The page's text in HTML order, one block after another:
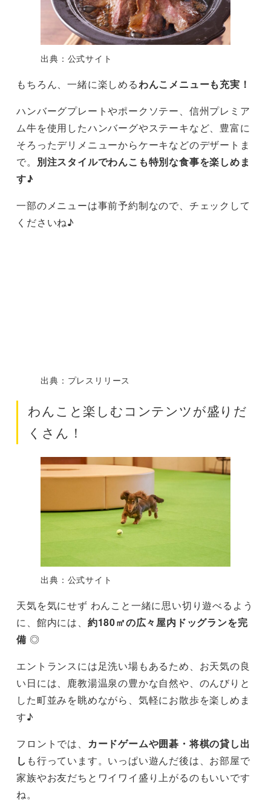
出典：公式サイト
もちろん、一緒に楽しめるわんこメニューも充実！
ハンバーグプレートやポークソテー、信州プレミア
ム牛を使用したハンバーグやステーキなど、豊富に
そろったデリメニューからケーキなどのデザートま
で。 別注スタイルでわんこも特別な食事を楽しめま
す♪
一部のメニューは事前予約制なので、チェックして
くださいね♪
出典：プレスリリース
わんこと楽しむコンテンツが盛りだ
くさん！
出典：公式サイト
天気を気にせず わんこと一緒に思い切り遊べるよう
に、館内には、 約180㎡の広々屋内ドッグランを完
備 ◎
エントランスには足洗い場もあるため、お天気の良
い日には、鹿教湯温泉の豊かな自然や、のんびりと
した町並みを眺めながら、気軽にお散歩を楽しめま
す♪
フロントでは、 カードゲームや囲碁・将棋の貸し出
し も行っています。いっぱい遊んだ後は、お部屋で
家族やお友だちとワイワイ盛り上がるのもいいです
ね。